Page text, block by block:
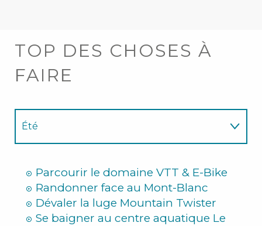
TOP DES CHOSES À
FAIRE
Été
Parcourir le domaine VTT & E-Bike
Randonner face au Mont-Blanc
Dévaler la luge Mountain Twister
Se baigner au centre aquatique Le